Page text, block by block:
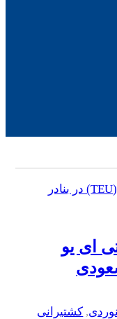
هزار تی ای یو
, کشتیرانی